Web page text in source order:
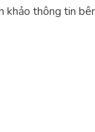
khảo thông tin